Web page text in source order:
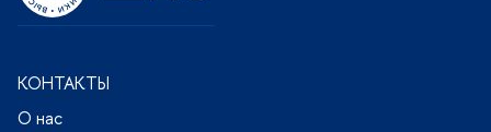
КОНТАКТЫ
О нас